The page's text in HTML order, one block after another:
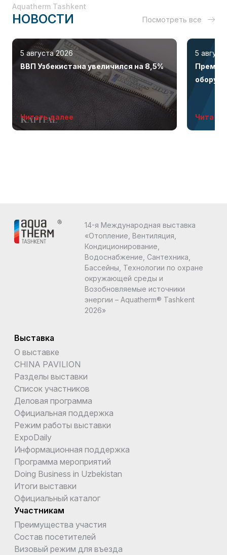
Aquatherm Tashkent
НОВОСТИ Посмотреть все
5 августа 2026
ВВП Узбекистана увеличился на 8,5%
Читать далее
5
Читать
14-я Международная выставка
«Отопление, Вентиляция,
Кондиционирование,
Водоснабжение, Сантехника,
Бассейны, Технологии по охране
окружающей среды и
Возобновляемые источники
энергии – Aquatherm® Tashkent
2026»
Выставка
О выставке
CHINA PAVILION
Разделы выставки
Список участников
Деловая программа
Официальная поддержка
Режим работы выставки
ExpoDaily
Информационная поддержка
Программа мероприятий
Doing Business in Uzbekistan
Итоги выставки
Официальный каталог
Участникам
Преимущества участия
Состав посетителей
Визовый режим для въезда